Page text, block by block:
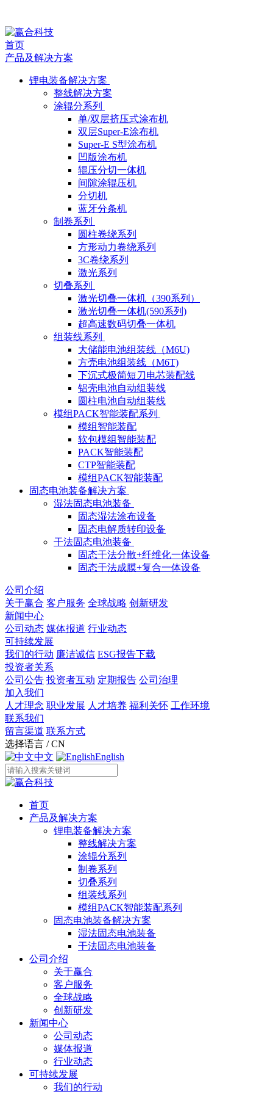
媒
体
报
首页
产品及解决方案
锂电装备解决方案
整线解决方案
涂辊分系列
单/双层挤压式涂布机
双层Super-E涂布机
Super-E S型涂布机
凹版涂布机
辊压分切一体机
间隙涂辊压机
分切机
蓝牙分条机
制卷系列
圆柱卷绕系列
方形动力卷绕系列
3C卷绕系列
激光系列
切叠系列
激光切叠一体机（390系列）
激光切叠一体机(590系列)
超高速数码切叠一体机
组装线系列
大储能电池组装线（M6U)
方壳电池组装线（M6T)
下沉式极简短刀电芯装配线
铝壳电池自动组装线
圆柱电池自动组装线
模组PACK智能装配系列
模组智能装配
软包模组智能装配
PACK智能装配
CTP智能装配
模组PACK智能装配
固态电池装备解决方案
湿法固态电池装备
固态湿法涂布设备
固态电解质转印设备
干法固态电池装备
固态干法分散+纤维化一体设备
固态干法成膜+复合一体设备
公司介绍
关于赢合 客户服务 全球战略 创新研发
新闻中心
公司动态 媒体报道 行业动态
可持续发展
我们的行动 廉洁诚信 ESG报告下载
投资者关系
公司公告 投资者互动 定期报告 公司治理
加入我们
人才理念 职业发展 人才培养 福利关怀 工作环境
联系我们
留言渠道 联系方式
选择语言 / CN
中文
English
首页
产品及解决方案
锂电装备解决方案
整线解决方案
涂辊分系列
制卷系列
切叠系列
组装线系列
模组PACK智能装配系列
固态电池装备解决方案
湿法固态电池装备
干法固态电池装备
公司介绍
关于赢合
客户服务
全球战略
创新研发
新闻中心
公司动态
媒体报道
行业动态
可持续发展
我们的行动